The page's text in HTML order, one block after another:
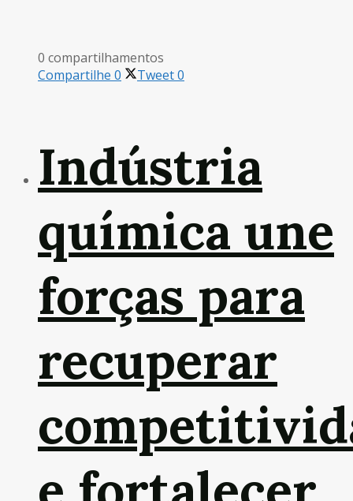
0 compartilhamentos
Compartilhe 0 Tweet0
Indústria
química une
forças para
recuperar